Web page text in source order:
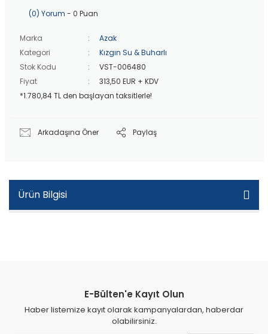
(0) Yorum - 0 Puan
Marka
Azak
Kategori
Kızgın Su & Buharlı
Stok Kodu
VST-006480
Fiyat
313,50 EUR + KDV
*1.780,84 TL den başlayan taksitlerle!
Arkadaşına Öner Paylaş
Ürün Bilgisi
E-Bülten'e Kayıt Olun
Haber listemize kayıt olarak kampanyalardan, haberdar
olabilirsiniz.